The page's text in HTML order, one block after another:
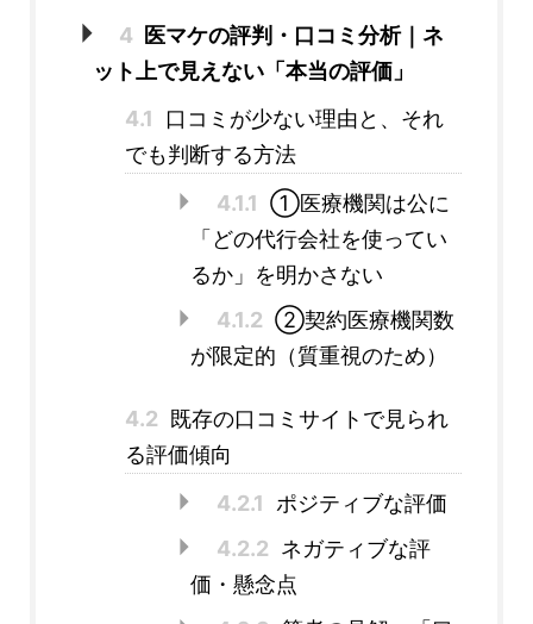
4
医マケの評判・口コミ分析｜ネ
ット上で見えない「本当の評価」
4.1
口コミが少ない理由と、それ
でも判断する方法
4.1.1 ①医療機関は公に
「どの代行会社を使ってい
るか」を明かさない
4.1.2 ②契約医療機関数
が限定的（質重視のため）
4.2
既存の口コミサイトで見られ
る評価傾向
4.2.1
ポジティブな評価
4.2.2 ネガティブな評
価・懸念点